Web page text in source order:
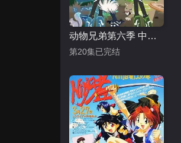
动物兄弟第六季 中文配音
第20集已完结